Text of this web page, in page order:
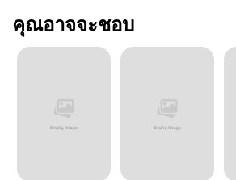
คุณอาจจะชอบ